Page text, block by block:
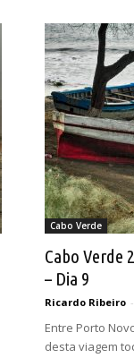
Cabo Verde
Cabo Verde
– Dia 9
Ricardo Ribeiro -
Entre Porto
desta viagem